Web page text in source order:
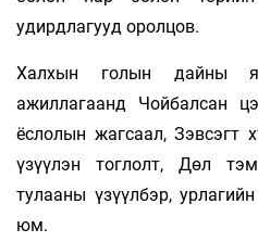
удирдлагууд оролцов.
Халхын голын дайны
ажиллагаанд Чойбалсан
ёслолын жагсаал, Зэвсэгт
үзүүлэн тоглолт, Дөл
тулааны үзүүлбэр,
юм.